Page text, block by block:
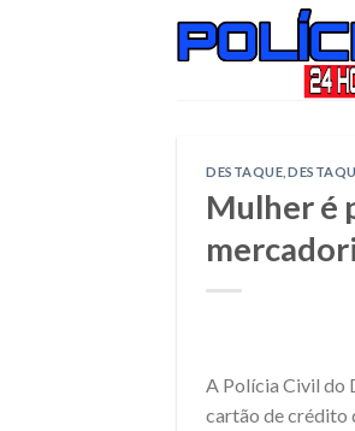
DESTAQUE ,
Mulher é
A Polícia Civil do
cartão de crédito